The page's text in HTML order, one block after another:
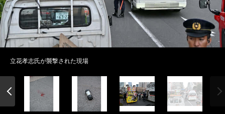
立花孝志氏が襲撃された現場